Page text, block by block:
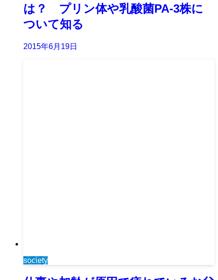
は？ プリン体や乳酸菌PA-3株に
ついて知る
2015年6月19日
society